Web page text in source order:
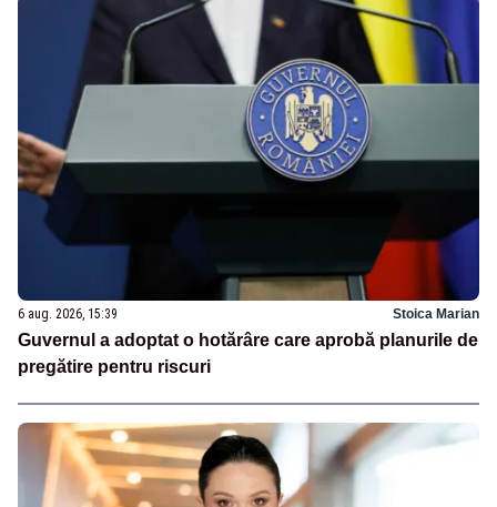
6 aug. 2026, 15:39 Stoica Marian
Guvernul a adoptat o hotărâre care aprobă planurile de
pregătire pentru riscuri